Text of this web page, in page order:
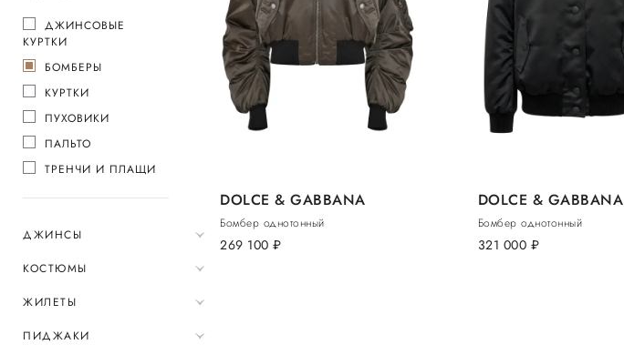
ДЖИНСОВЫЕ
КУРТКИ
БОМБЕРЫ
КУРТКИ
ПУХОВИКИ
ПАЛЬТО
ТРЕНЧИ И ПЛАЩИ
ДЖИНСЫ
КОСТЮМЫ
ЖИЛЕТЫ
ПИДЖАКИ
DOLCE & GABBANA
Бомбер однотонный
269 100 руб.
DOLCE & GABBANA
Бомбер однотонный
321 000 руб.